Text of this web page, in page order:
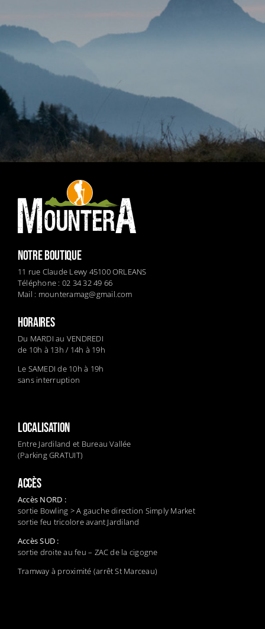
NOTRE BOUTIQUE
11 rue Claude Lewy 45100 ORLEANS
Téléphone : 02 34 32 49 66
Mail : mounteramag@gmail.com
HORAIRES
Du MARDI au VENDREDI
de 10h à 13h / 14h à 19h
Le SAMEDI de 10h à 19h
sans interruption
LOCALISATION
Entre Jardiland et Bureau Vallée
(Parking GRATUIT)
ACCÈS
Accès NORD :
sortie Bowling > A gauche direction Simply Market
sortie feu tricolore avant Jardiland
Accès SUD :
sortie droite au feu – ZAC de la cigogne
Tramway à proximité (arrêt St Marceau)